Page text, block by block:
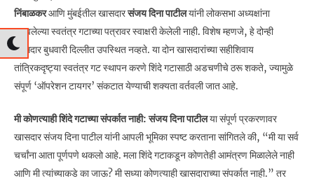
निंबाळकरआणि मुंबईतील खासदारसंजय दिना पाटीलयांनी लोकसभा अध्यक्षांना
पाठवलेल्या स्वतंत्र गटाच्या पत्रावर स्वाक्षरी केलेली नाही. विशेष म्हणजे, हे दोन्ही
खासदार बुधवारी दिल्लीत उपस्थित नव्हते. या दोन खासदारांच्या सहीशिवाय
तांत्रिकदृष्ट्या स्वतंत्र गट स्थापन करणे शिंदे गटासाठी अडचणीचे ठरू शकते, ज्यामुळे
संपूर्ण ‘ऑपरेशन टायगर’ संकटात येण्याची शक्यता वर्तवली जात आहे.
मी कोणत्याही शिंदे गटाच्या संपर्कात नाही: संजय दिना पाटीलया संपूर्ण प्रकरणावर
खासदार संजय दिना पाटील यांनी आपली भूमिका स्पष्ट करताना सांगितले की, “मी या सर्व
चर्चांना आता पूर्णपणे थकलो आहे. मला शिंदे गटाकडून कोणतेही आमंत्रण मिळालेले नाही
आणि मी त्यांच्याकडे का जाऊ? मी सध्या कोणत्याही खासदाराच्या संपर्कात नाही.” तर